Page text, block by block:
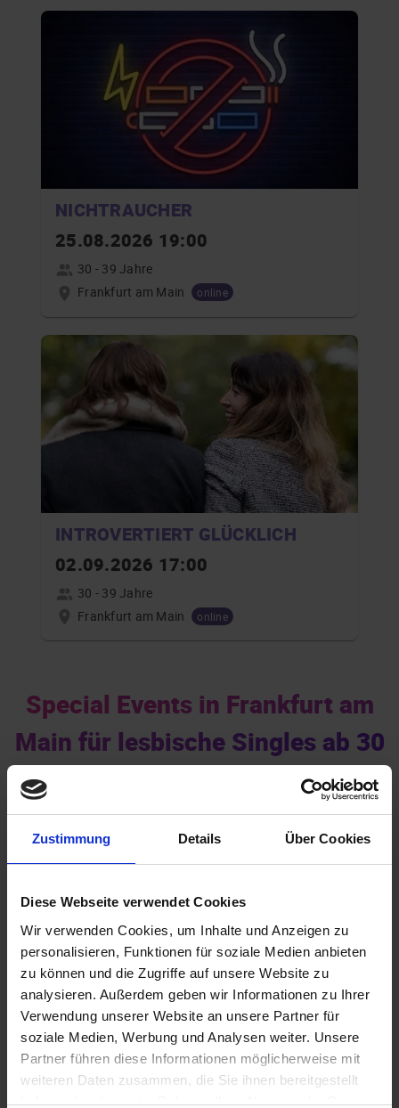
Zustimmung Details Über Cookies
Diese Webseite verwendet Cookies
Wir verwenden Cookies, um Inhalte und Anzeigen zu
personalisieren, Funktionen für soziale Medien anbieten
zu können und die Zugriffe auf unsere Website zu
analysieren. Außerdem geben wir Informationen zu Ihrer
Verwendung unserer Website an unsere Partner für
soziale Medien, Werbung und Analysen weiter. Unsere
Partner führen diese Informationen möglicherweise mit
weiteren Daten zusammen, die Sie ihnen bereitgestellt
haben oder die sie im Rahmen Ihrer Nutzung der Dienste
NICHTRAUCHER
25.08.2026 19:00
30 - 39 Jahre
Frankfurt am Main
online
INTROVERTIERT GLÜCKLICH
02.09.2026 17:00
30 - 39 Jahre
Frankfurt am Main
online
Special Events in Frankfurt am
Main für lesbische Singles ab 30
Akademiker